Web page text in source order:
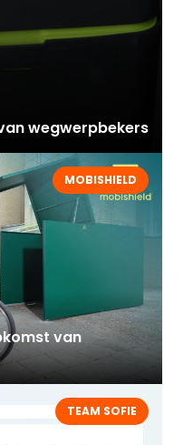
wegwerpbekers
MOBISHIELD
van
TEAM SOFIE